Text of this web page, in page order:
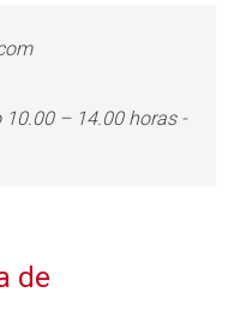
– 14.00 horas -
de